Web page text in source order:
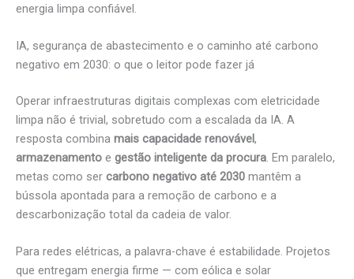
energia limpa confiável.
IA, segurança de abastecimento e o caminho até carbono
negativo em 2030: o que o leitor pode fazer já
Operar infraestruturas digitais complexas com eletricidade
limpa não é trivial, sobretudo com a escalada da IA. A
resposta combina mais capacidade renovável,
armazenamento e gestão inteligente da procura. Em paralelo,
metas como ser carbono negativo até 2030 mantêm a
bússola apontada para a remoção de carbono e a
descarbonização total da cadeia de valor.
Para redes elétricas, a palavra-chave é estabilidade. Projetos
que entregam energia firme — com eólica e solar